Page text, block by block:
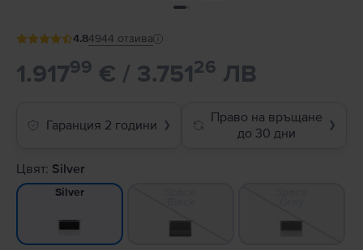
4.84944 отзива
1.91799 € / 3.75126 ЛВ
Гаранция 2 години ❯
Право на връщане
до 30 дни
❯
Цвят: Silver
Silver